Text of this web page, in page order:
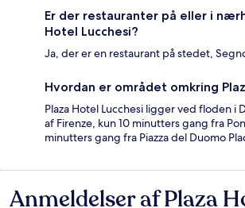
Er der restauranter på eller i
Hotel Lucchesi?
Ja, der er en restaurant på stedet,
Hvordan er området omkring
Plaza Hotel Lucchesi ligger ved floden i
af Firenze, kun 10 minutters gang fra
minutters gang fra Piazza del Duomo
Anmeldelser
Anmeldelser af Plaza